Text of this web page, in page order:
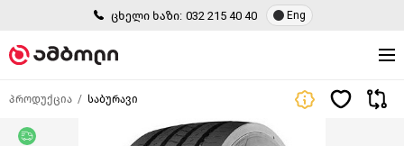
ცხელი ხაზი: 032 215 40 40 Eng
პროდუქცია საბურავი